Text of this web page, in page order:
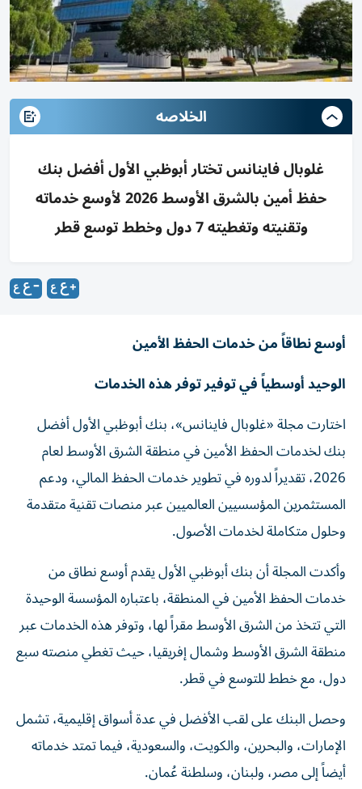
الخلاصه
غلوبال فاينانس تختار أبوظبي الأول أفضل بنك
حفظ أمين بالشرق الأوسط 2026 لأوسع خدماته
وتقنيته وتغطيته 7 دول وخطط توسع قطر
أوسع نطاقاً من خدمات الحفظ الأمين
الوحيد أوسطياً في توفير توفر هذه الخدمات
اختارت مجلة «غلوبال فاينانس»، بنك أبوظبي الأول أفضل
بنك لخدمات الحفظ الأمين في منطقة الشرق الأوسط لعام
2026، تقديراً لدوره في تطوير خدمات الحفظ المالي، ودعم
المستثمرين المؤسسيين العالميين عبر منصات تقنية متقدمة
وحلول متكاملة لخدمات الأصول.
وأكدت المجلة أن بنك أبوظبي الأول يقدم أوسع نطاق من
خدمات الحفظ الأمين في المنطقة، باعتباره المؤسسة الوحيدة
التي تتخذ من الشرق الأوسط مقراً لها، وتوفر هذه الخدمات عبر
منطقة الشرق الأوسط وشمال إفريقيا، حيث تغطي منصته سبع
دول، مع خطط للتوسع في قطر.
وحصل البنك على لقب الأفضل في عدة أسواق إقليمية، تشمل
الإمارات، والبحرين، والكويت، والسعودية، فيما تمتد خدماته
أيضاً إلى مصر، ولبنان، وسلطنة عُمان.